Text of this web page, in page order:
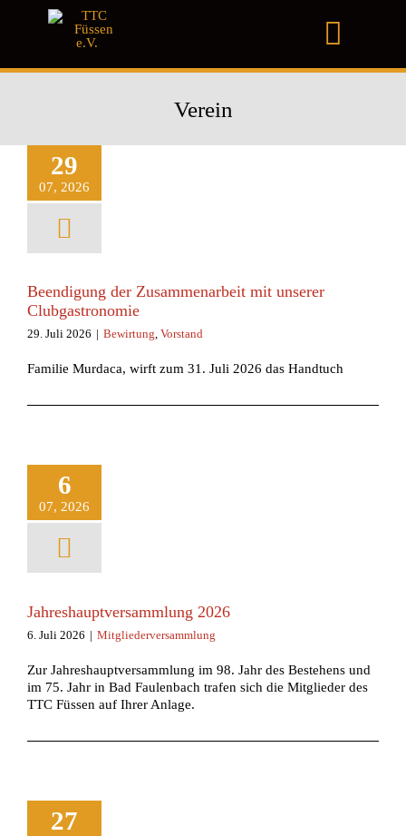
Toggle
Gastronomie
Verein
29
07, 2026
Beendigung der Zusammenarbeit mit unserer
Clubgastronomie
29. Juli 2026 | Bewirtung, Vorstand
Familie Murdaca, wirft zum 31. Juli 2026 das Handtuch
6
07, 2026
Jahreshauptversammlung 2026
6. Juli 2026 | Mitgliederversammlung
Zur Jahreshauptversammlung im 98. Jahr des Bestehens und
im 75. Jahr in Bad Faulenbach trafen sich die Mitglieder des
TTC Füssen auf Ihrer Anlage.
27